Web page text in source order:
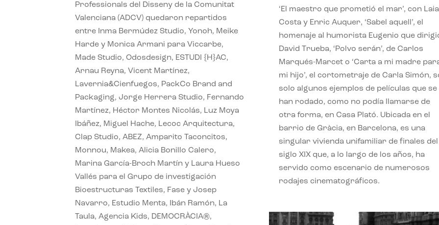
Professionals del Disseny de la Comunitat
Valenciana (ADCV) quedaron repartidos
entre Inma Bermúdez Studio, Yonoh, Meike
Harde y Monica Armani para Viccarbe,
Made Studio, Odosdesign, ESTUDI {H}AC,
Arnau Reyna, Vicent Martínez,
Lavernia&Cienfuegos, PackCo Brand and
Packaging, Jorge Herrera Studio, Fernando
Martínez, Héctor Montes Nicolás, Luz Moya
Ibáñez, Miguel Hache, Lecoc Arquitectura,
Clap Studio, ABEZ, Amparito Taconcitos,
Monnou, Makea, Alicia Bonillo Calero,
Marina García-Broch Martín y Laura Hueso
Vallés para el Grupo de investigación
Bioestructuras Textiles, Fase y Josep
Navarro, Estudio Menta, Ibán Ramón, La
Taula, Agencia Kids, DEMOCRÀCIA®,
‘El maestro que prometió el mar’, con Laia
Costa y Enric Auquer, ‘Sabel aquell’, el
homenaje al humorista Eugenio que
David Trueba, ‘Polvo serán’, de Carlos
Marqués-Marcet o ‘Carta a mi madre
mi hijo’, el cortometraje de Carla Simón,
solo algunos ejemplos de películas que se
han rodado, como no podía llamarse de
otra forma, en Casa Plató. Ubicada en el
barrio de Gràcia, en Barcelona, es una
singular vivienda unifamiliar de finales del
siglo XIX que, a lo largo de los años, ha
servido como escenario de numerosos
rodajes cinematográficos.